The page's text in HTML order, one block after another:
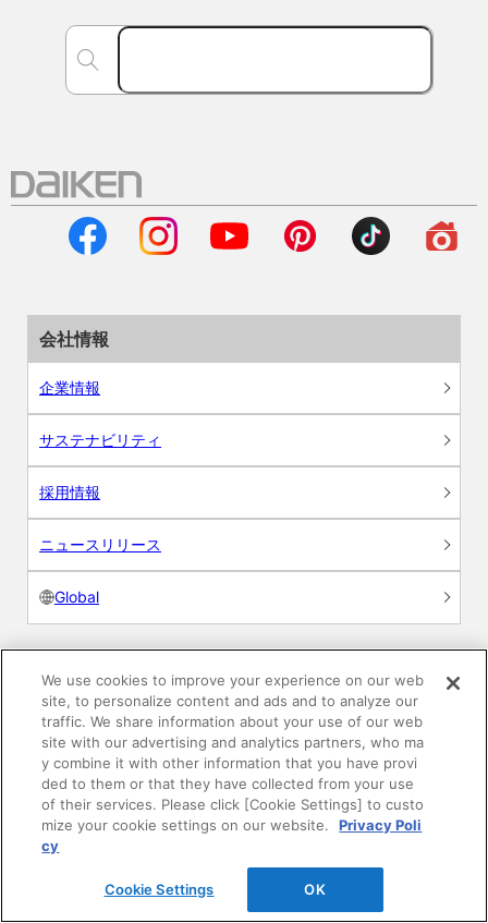
会社情報
企業情報
サステナビリティ
採用情報
ニュースリリース
Global
製品情報
素材情報
建材製品情報 総合TOP
住宅向け
We use cookies to improve your experience on our web
site, to personalize content and ads and to analyze our
traffic. We share information about your use of our web
site with our advertising and analytics partners, who ma
y combine it with other information that you have provi
ded to them or that they have collected from your use
of their services. Please click [Cookie Settings] to custo
mize your cookie settings on our website.
Privacy Poli
cy
Cookie Settings OK